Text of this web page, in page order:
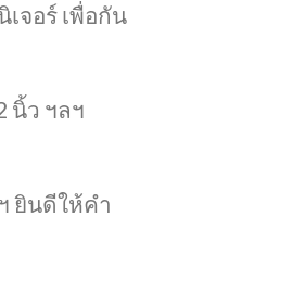
จอร์ เพื่อกัน
นิ้ว ฯลฯ
ยินดีให้คำ